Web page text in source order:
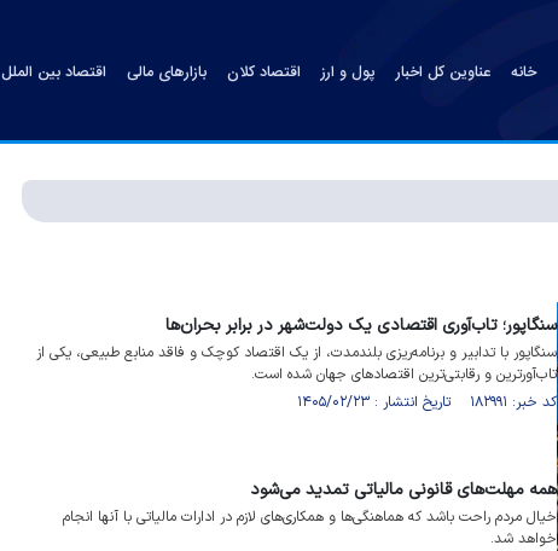
خانه عناوین کل اخبار پول و ارز اقتصاد کلان بازارهای مالی اقتصاد بین الملل
سنگاپور؛ تاب‌آوری اقتصادی یک دولت‌شهر در برابر بحران‌ها
سنگاپور با تدابیر و برنامه‌ریزی بلندمدت، از یک اقتصاد کوچک و فاقد منابع طبیعی، یکی از
تاب‌آورترین و رقابتی‌ترین اقتصاد‌های جهان شده‌ است.
کد خبر: ۱۸۲۹۹۱ تاریخ انتشار : ۱۴۰۵/۰۲/۲۳
همه مهلت‌های قانونی مالیاتی تمدید می‌شود
خیال مردم راحت باشد که هماهنگی‌ها و همکاری‌های لازم در ادارات مالیاتی با آنها انجام
خواهد شد.